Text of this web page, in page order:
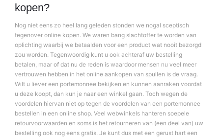
kopen?
Nog niet eens zo heel lang geleden stonden we nogal sceptisch
tegenover online kopen. We waren bang slachtoffer te worden van
oplichting waarbij we betaalden voor een product wat nooit bezorgd
zou worden. Tegenwoordig kunt u ook achteraf uw bestelling
betalen, maar of dat nu de reden is waardoor mensen nu veel meer
vertrouwen hebben in het online aankopen van spullen is de vraag.
Wilt u liever een portemonnee bekijken en kunnen aanraken voordat
u deze koopt, dan kun je naar een winkel gaan. Toch wegen de
voordelen hiervan niet op tegen de voordelen van een portemonnee
bestellen in een online shop. Veel webwinkels hanteren soepele
retourvoorwaarden en soms is het retourneren van (een deel van) uw
bestelling ook nog eens gratis. Je kunt dus met een gerust hart een